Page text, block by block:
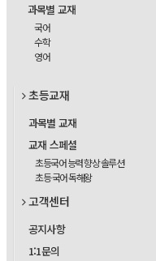
과목별 교재
국어
수학
영어
초등교재
과목별 교재
교재 스페셜
초등국어 능력 향상 솔루션
초등 국어 독해왕
고객센터
공지사항
1:1문의